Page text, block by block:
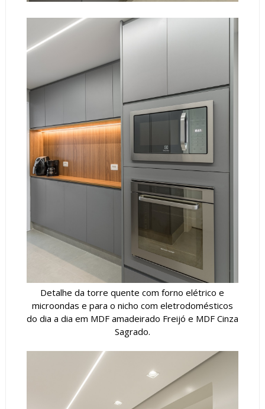
Detalhe da torre quente com forno elétrico e
microondas e para o nicho com eletrodomésticos
do dia a dia em MDF amadeirado Freijó e MDF Cinza
Sagrado.